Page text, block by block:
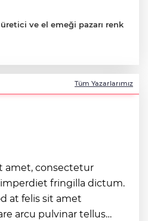
üretici ve el emeği pazarı renk
gelişimi için kritik ziyaret
Harmancık’ta da yolları
sünnet şöleni
Tüm Yazarlarımız
amet, consectetur
fringilla dictum.
at felis sit amet
arcu pulvinar tellus